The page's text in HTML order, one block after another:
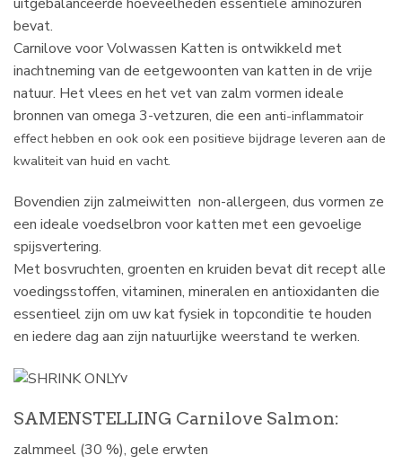
uitgebalanceerde hoeveelheden essentiële aminozuren
bevat.
Carnilove voor Volwassen Katten is ontwikkeld met
inachtneming van de eetgewoonten van katten in de vrije
natuur. Het vlees en het vet van zalm vormen ideale
bronnen van omega 3-vetzuren, die een anti-inflammatoir
effect hebben en ook ook een positieve bijdrage leveren aan de
kwaliteit van huid en vacht.
Bovendien zijn zalmeiwitten non-allergeen, dus vormen ze
een ideale voedselbron voor katten met een gevoelige
spijsvertering.
Met bosvruchten, groenten en kruiden bevat dit recept alle
voedingsstoffen, vitaminen, mineralen en antioxidanten die
essentieel zijn om uw kat fysiek in topconditie te houden
en iedere dag aan zijn natuurlijke weerstand te werken.
v
SAMENSTELLING Carnilove Salmon:
zalmmeel (30 %), gele erwten